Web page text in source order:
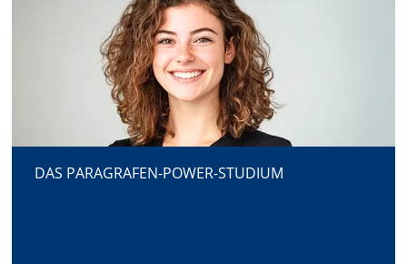
DAS PARAGRAFEN-POWER-STUDIUM
DAS PARAGRAFEN-POWER-STUDIUM